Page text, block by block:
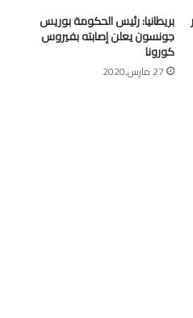
بريطانيا: رئيس الحكومة بوريس
جونسون يعلن إصابته بفيروس
كورونا
27 مارس,2020